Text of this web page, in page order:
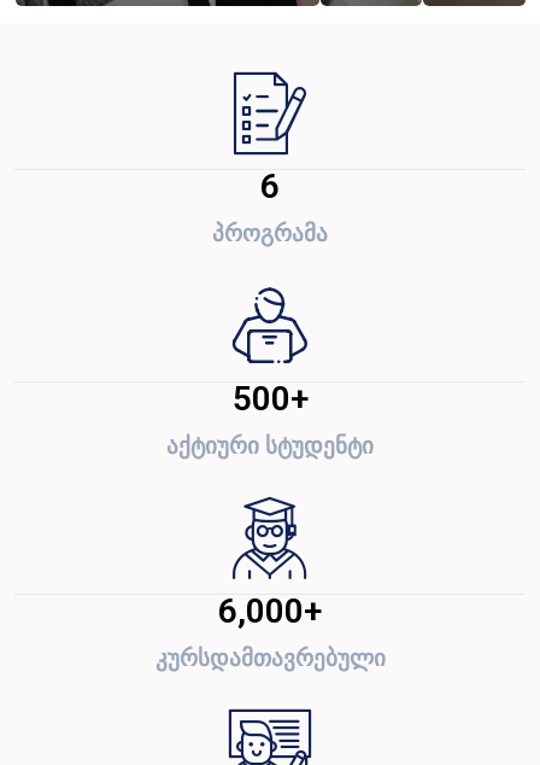
პროგრამა
6
აქტიური სტუდენტი
500+
კურსდამთავრებული
6,000+